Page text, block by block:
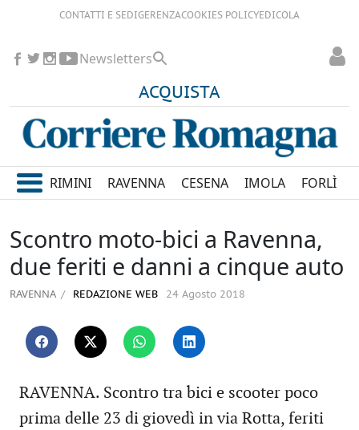
CONTATTI E SEDIGERENZACOOKIES POLICYEDICOLA
ACQUISTA
Newsletters
RIMINI RAVENNA CESENA IMOLA FORLÌ
Scontro moto-bici a Ravenna,
due feriti e danni a cinque auto
RAVENNA REDAZIONE WEB 24 Agosto 2018
RAVENNA. Scontro tra bici e scooter poco
prima delle 23 di giovedì in via Rotta, feriti